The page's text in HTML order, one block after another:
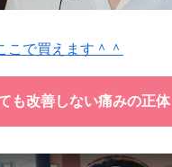
こで買えます＾＾
も改善しない痛みの正体